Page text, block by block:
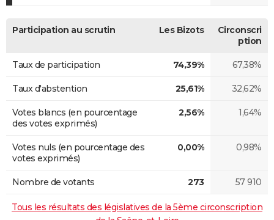
Participation au scrutin Les Bizots
Circonscri
ption
Taux de participation 74,39% 67,38%
Taux d'abstention 25,61% 32,62%
Votes blancs (en pourcentage
des votes exprimés)
2,56% 1,64%
Votes nuls (en pourcentage des
votes exprimés)
0,00% 0,98%
Nombre de votants 273 57 910
Tous les résultats des législatives de la 5ème circonscription